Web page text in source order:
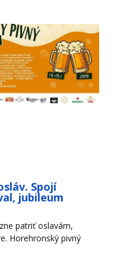
Spojí
jubileum
patriť oslavám,
Horehronský pivný